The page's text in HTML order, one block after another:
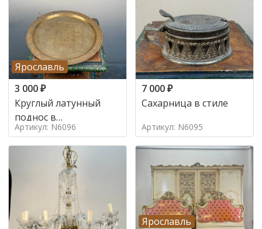
Ярославль
3 000₽
Круглый латунный
поднос в
марокканском стиле в
стиле
Артикул: N6096
7 000₽
Сахарница в стиле
Артикул: N6095
Ярославль